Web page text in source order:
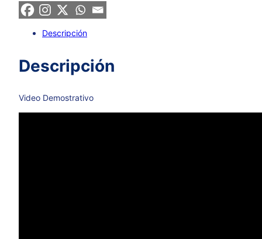
Descripción
Descripción
Video Demostrativo